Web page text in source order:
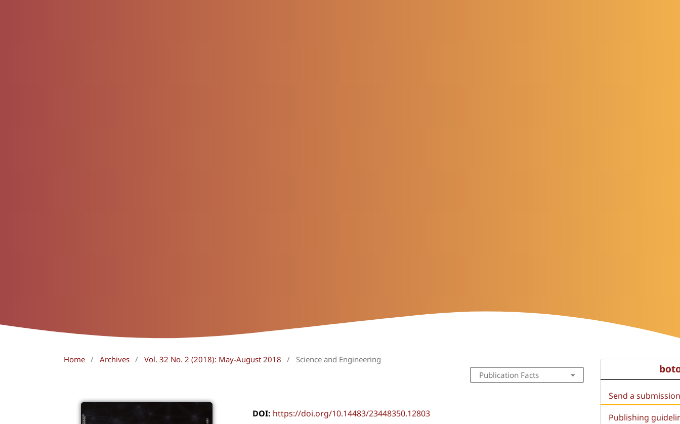
Home / Archives / Vol. 32 No. 2 (2018): May-August 2018 / Science and Engineering
DOI: https://doi.org/10.14483/23448350.12803
Publication Facts
Send a
Publishing